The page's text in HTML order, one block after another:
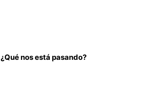
¿Qué nos está pasando?